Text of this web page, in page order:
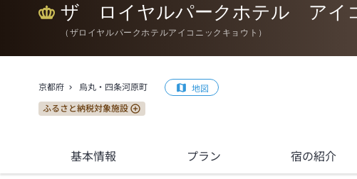
ザ ロイヤルパークホテル アイ
（ ザロイヤルパークホテルアイコニックキョウト ）
京都府 烏丸・四条河原町 地図
ふるさと納税対象施設
基本情報 プラン 宿の紹介